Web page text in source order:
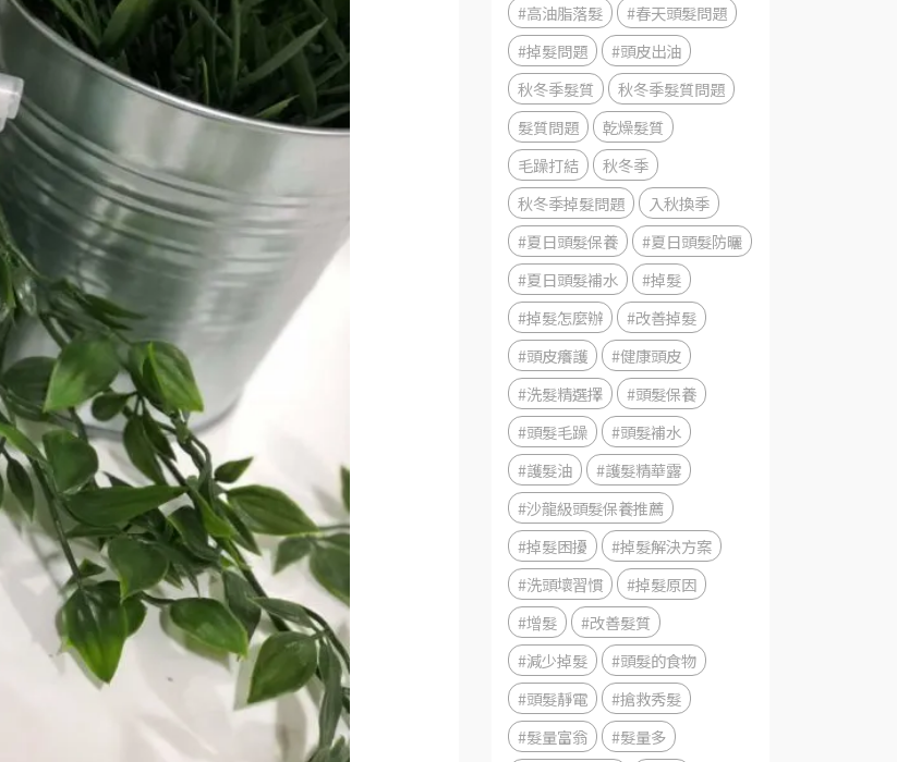
#高油脂落髮
#春天頭髮問題
#掉髮問題
#頭皮出油
秋冬季髮質
秋冬季髮質問題
髮質問題
乾燥髮質
毛躁打結
秋冬季
秋冬季掉髮問題
入秋換季
#夏日頭髮保養
#夏日頭髮防曬
#夏日頭髮補水
#掉髮
#掉髮怎麼辦
#改善掉髮
#頭皮癢護
#健康頭皮
#洗髮精選擇
#頭髮保養
#頭髮毛躁
#頭髮補水
#護髮油
#護髮精華露
#沙龍級頭髮保養推薦
#掉髮困擾
#掉髮解決方案
#洗頭壞習慣
#掉髮原因
#增髮
#改善髮質
#減少掉髮
#頭髮的食物
#頭髮靜電
#搶救秀髮
#髮量富翁
#髮量多